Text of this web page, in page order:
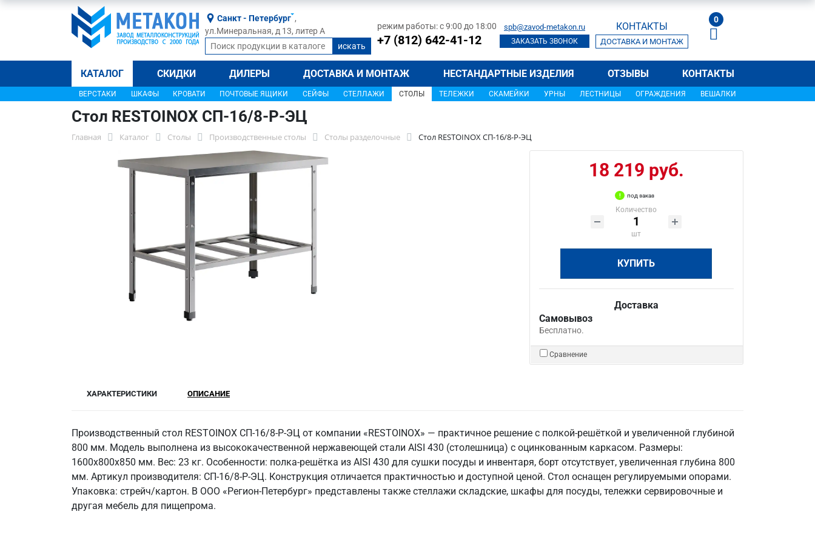
Санкт - Петербург ,
ул.Минеральная, д 13, литер А
режим работы: с 9:00 до 18:00
+7 (812) 642-41-12
spb@zavod-metakon.ru
ЗАКАЗАТЬ ЗВОНОК
КОНТАКТЫ
ДОСТАВКА И МОНТАЖ
0
КАТАЛОГ СКИДКИ ДИЛЕРЫ ДОСТАВКА И МОНТАЖ НЕСТАНДАРТНЫЕ ИЗДЕЛИЯ ОТЗЫВЫ КОНТАКТЫ
ВЕРСТАКИ ШКАФЫ КРОВАТИ ПОЧТОВЫЕ ЯЩИКИ СЕЙФЫ СТЕЛЛАЖИ СТОЛЫ ТЕЛЕЖКИ СКАМЕЙКИ УРНЫ ЛЕСТНИЦЫ ОГРАЖДЕНИЯ ВЕШАЛКИ
Стол RESTOINOX СП-16/8-Р-ЭЦ
Главная Каталог Столы Производственные столы Столы разделочные Стол RESTOINOX СП-16/8-Р-ЭЦ
18 219 руб.
под заказ
Количество
шт
КУПИТЬ
Доставка
Самовывоз
Бесплатно.
Сравнение
ХАРАКТЕРИСТИКИ ОПИСАНИЕ
Производственный стол RESTOINOX СП-16/8-Р-ЭЦ от компании «RESTOINOX» — практичное решение с полкой-решёткой и увеличенной глубиной
800 мм. Модель выполнена из высококачественной нержавеющей стали AISI 430 (столешница) с оцинкованным каркасом. Размеры:
1600x800x850 мм. Вес: 23 кг. Особенности: полка-решётка из AISI 430 для сушки посуды и инвентаря, борт отсутствует, увеличенная глубина 800
мм. Артикул производителя: СП-16/8-Р-ЭЦ. Конструкция отличается практичностью и доступной ценой. Стол оснащен регулируемыми опорами.
Упаковка: стрейч/картон. В ООО «Регион-Петербург» представлены также стеллажи складские, шкафы для посуды, тележки сервировочные и
другая мебель для пищепрома.